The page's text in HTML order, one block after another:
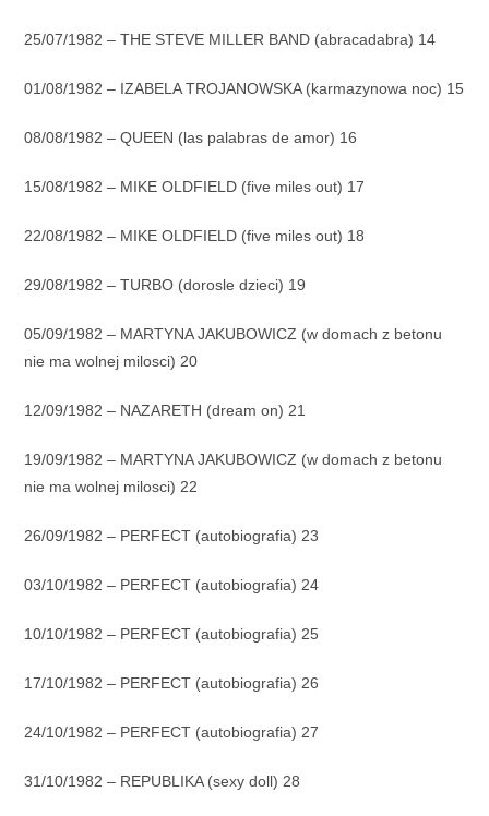
25/07/1982 – THE STEVE MILLER BAND (abracadabra) 14
01/08/1982 – IZABELA TROJANOWSKA (karmazynowa noc) 15
08/08/1982 – QUEEN (las palabras de amor) 16
15/08/1982 – MIKE OLDFIELD (five miles out) 17
22/08/1982 – MIKE OLDFIELD (five miles out) 18
29/08/1982 – TURBO (dorosle dzieci) 19
05/09/1982 – MARTYNA JAKUBOWICZ (w domach z betonu
nie ma wolnej milosci) 20
12/09/1982 – NAZARETH (dream on) 21
19/09/1982 – MARTYNA JAKUBOWICZ (w domach z betonu
nie ma wolnej milosci) 22
26/09/1982 – PERFECT (autobiografia) 23
03/10/1982 – PERFECT (autobiografia) 24
10/10/1982 – PERFECT (autobiografia) 25
17/10/1982 – PERFECT (autobiografia) 26
24/10/1982 – PERFECT (autobiografia) 27
31/10/1982 – REPUBLIKA (sexy doll) 28